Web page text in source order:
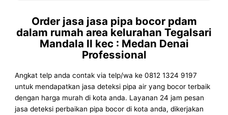
Order jasa jasa pipa bocor pdam
dalam rumah area kelurahan Tegalsari
Mandala II kec : Medan Denai
Professional
Angkat telp anda contak via telp/wa ke 0812 1324 9197
untuk mendapatkan jasa deteksi pipa air yang bocor terbaik
dengan harga murah di kota anda. Layanan 24 jam pesan
jasa deteksi perbaikan pipa bocor di kota anda, dikerjakan